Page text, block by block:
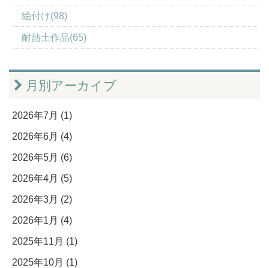
絵付け(98)
耐熱土作品(65)
月別アーカイブ
2026年7月 (1)
2026年6月 (4)
2026年5月 (6)
2026年4月 (5)
2026年3月 (2)
2026年1月 (4)
2025年11月 (1)
2025年10月 (1)